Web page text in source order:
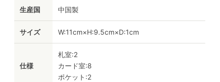
生産国 中国製
サイズ W:11cm×H:9.5cm×D:1cm
仕様
札室:2
カード室:8
ポケット:2